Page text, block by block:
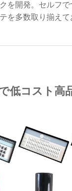
を開発。セルフ
を多数取り揃えて
低コスト高